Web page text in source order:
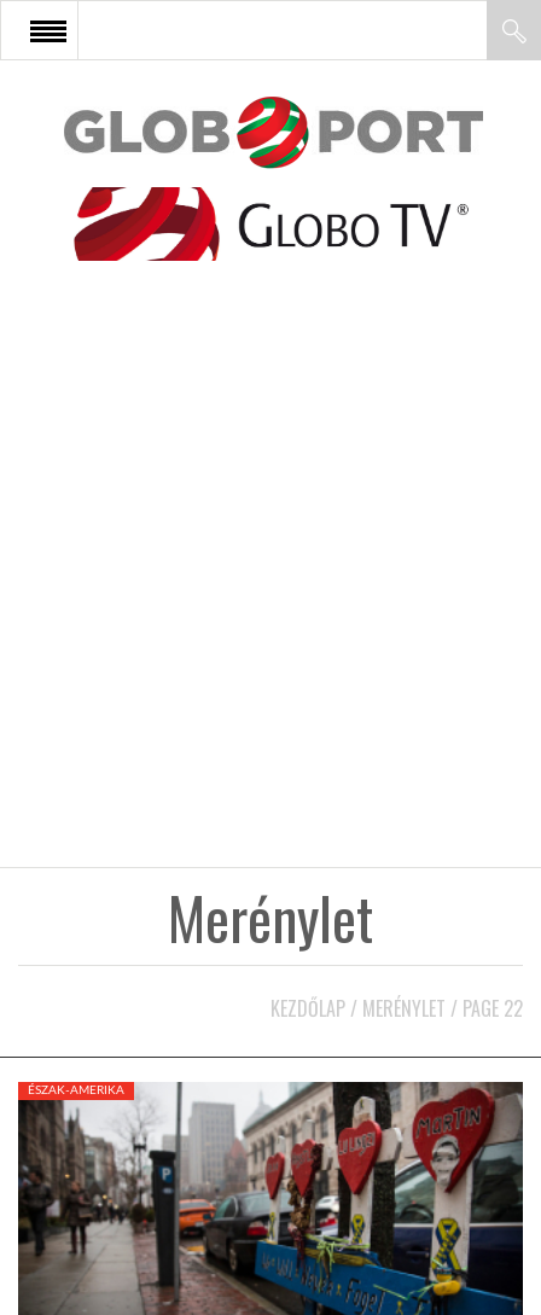
FŐOLDAL
AFRIKA
HÍR3D
TROPICALMAGAZIN
GLOBOTV
AFRIKA TUDÁSTÁR
Merénylet
KEZDŐLAP / MERÉNYLET / PAGE 22
ÉSZAK-AMERIKA